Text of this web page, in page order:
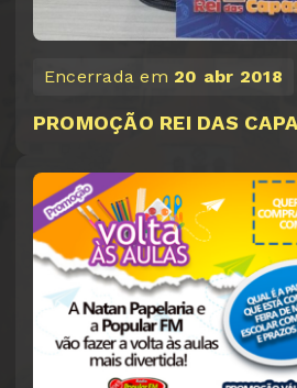
Encerrada em 20 abr 2018
PROMOÇÃO REI DAS